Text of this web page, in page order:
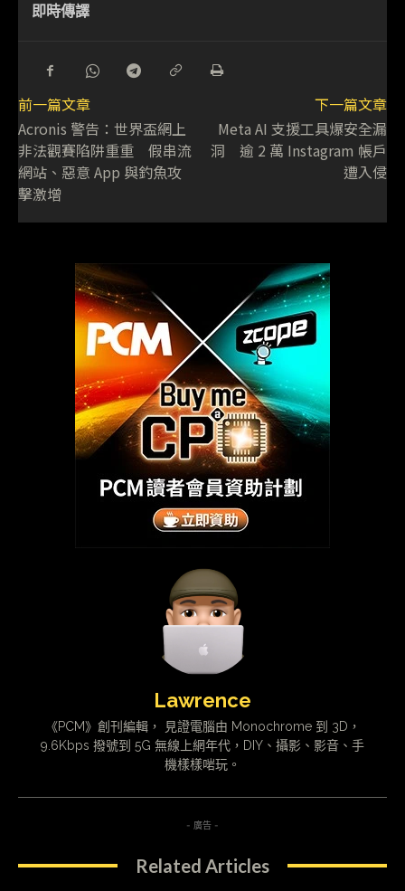
即時傳譯
前一篇文章
Acronis 警告：世界盃網上
非法觀賽陷阱重重 假串流
網站、惡意 App 與釣魚攻
擊激增
下一篇文章
Meta AI 支援工具爆安全漏
洞 逾 2 萬 Instagram 帳戶
遭入侵
Lawrence
《PCM》創刊編輯， 見證電腦由 Monochrome 到 3D，
9.6Kbps 撥號到 5G 無線上網年代，DIY、攝影、影音、手
機樣樣啱玩。
- 廣告 -
Related Articles